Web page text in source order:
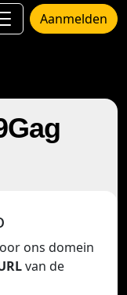
Aanmelden
ons domein
van de